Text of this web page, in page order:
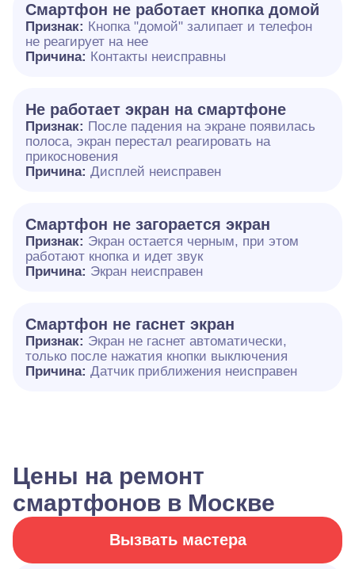
Смартфон не работает кнопка домой
Признак: Кнопка "домой" залипает и телефон
не реагирует на нее
Причина: Контакты неисправны
Не работает экран на смартфоне
Признак: После падения на экране появилась
полоса, экран перестал реагировать на
прикосновения
Причина: Дисплей неисправен
Смартфон не загорается экран
Признак: Экран остается черным, при этом
работают кнопка и идет звук
Причина: Экран неисправен
Смартфон не гаснет экран
Признак: Экран не гаснет автоматически,
только после нажатия кнопки выключения
Причина: Датчик приближения неисправен
Цены на ремонт
смартфонов в Москве
Вызвать мастера